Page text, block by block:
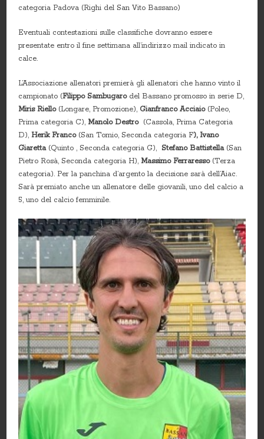
categoria Padova (Righi del San Vito Bassano)
Eventuali contestazioni sulle classifiche dovranno essere
presentate entro il fine settimana all’indirizzo mail indicato in
calce.
L’Associazione allenatori premierà gli allenatori che hanno vinto il
campionato (Filippo Sambugarodel Bassano promosso in serie D,
Miris Riello(Longare, Promozione), Gianfranco Acciaio(Poleo,
Prima categoria C),Manolo Destro(Cassola, Prima Categoria
D),Herik Franco (San Tomio, Seconda categoria F), Ivano
Giaretta(Quinto , Seconda categoria G), Stefano Battistella(San
Pietro Rosà, Seconda categoria H),Massimo Ferraresso(Terza
categoria). Per la panchina d’argento la decisione sarà dell’Aiac.
Sarà premiato anche un allenatore delle giovanili, uno del calcio a
5, uno del calcio femminile.